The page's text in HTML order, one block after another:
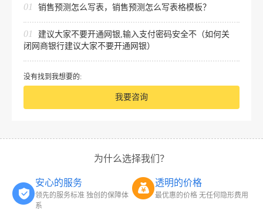
01 销售预测怎么写表，销售预测怎么写表格模板？
01
建议大家不要开通网银,输入支付密码安全不（如何关
闭网商银行建议大家不要开通网银）
没有找到我想要的:
我要咨询
为什么选择我们？
安心的服务
领先的服务标准 独创的保障体
系
透明的价格
最优惠的价格 无任何隐形费用